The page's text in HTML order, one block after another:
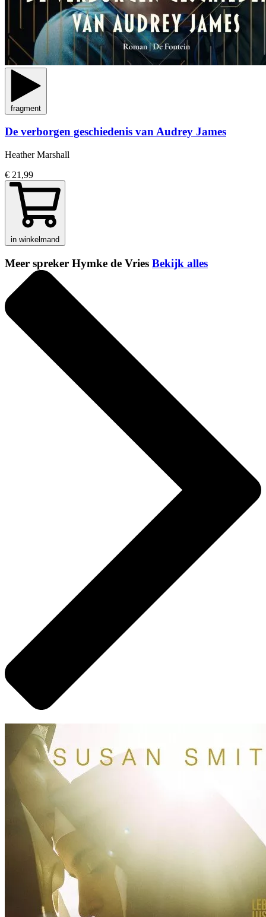
fragment
De verborgen geschiedenis van Audrey James
Heather Marshall
€ 21,99
in winkelmand
Meer spreker Hymke de Vries Bekijk alles